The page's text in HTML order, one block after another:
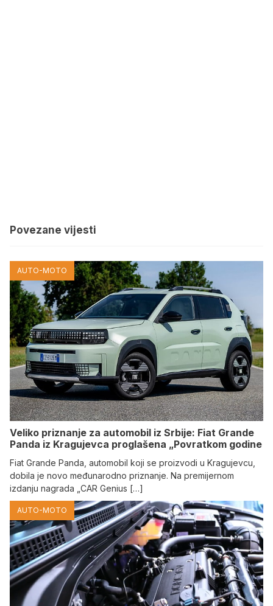
Povezane vijesti
AUTO-MOTO
Veliko priznanje za automobil iz Srbije: Fiat Grande
Panda iz Kragujevca proglašena „Povratkom godine
Fiat Grande Panda, automobil koji se proizvodi u Kragujevcu,
dobila je novo međunarodno priznanje. Na premijernom
izdanju nagrada „CAR Genius […]
AUTO-MOTO